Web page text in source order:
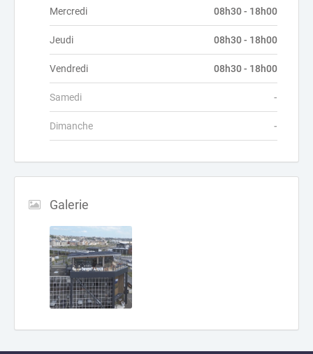
Mercredi 08h30 - 18h00
Jeudi 08h30 - 18h00
Vendredi 08h30 - 18h00
Samedi -
Dimanche -
Galerie